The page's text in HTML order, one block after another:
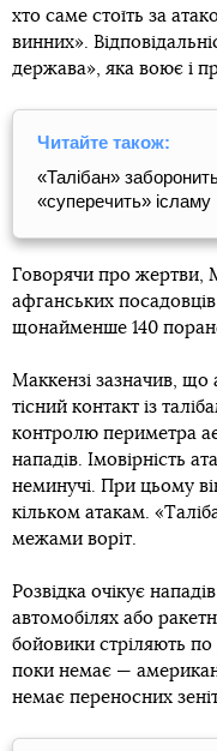
хто саме стоїть за
винних».
держава», яка воює і
Читайте також:
«Талібан»
«суперечить» ісламу
Говорячи про жертви,
афганських
щонайменше 140
Маккензі зазначив, що
тісний контакт із
контролю периметра
нападів. Імовірність
неминучі. При цьому
кільком атакам.
межами воріт.
Розвідка очікує
автомобілях або
бойовики стріляють по
поки немає —
немає переносних